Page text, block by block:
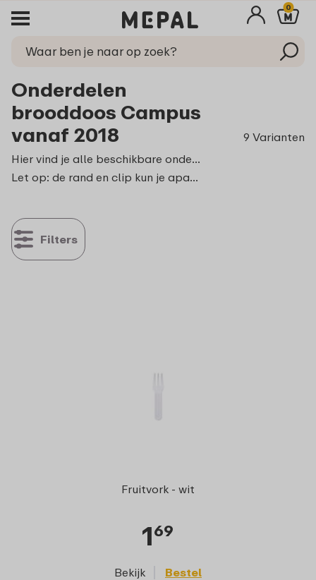
0
Onderdelen
brooddoos Campus
vanaf 2018
9 Varianten
Hier vind je alle beschikbare onderdelen voor de Campus brooddoos vanaf 2018. Weet je niet zeker of je een oud of een nieuw type brooddoos hebt? Kijk dan naar de knop aan de voorkant. Is deze rond met een vlakke bovenkant (bevestigd aan de deksel), dan heb je een brooddoos van na 2018. Is deze ovaal (bevestigd aan de brooddoos ) dan heb je een brooddoos die gemaakt is voor 2018.
Let op: de rand en clip kun je apart bestellen. Wil je weten hoe je de rand en het clipje zelf kunt vervangen? We leggen het je
Filters
Fruitvork - wit
169
Bekijk Bestel